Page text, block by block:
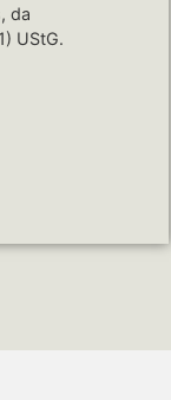
da
UStG.